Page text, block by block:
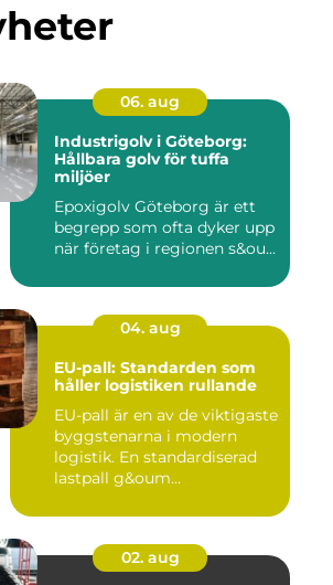
06. aug
Industrigolv i Göteborg:
Hållbara golv för tuffa
miljöer
Epoxigolv Göteborg är ett
begrepp som ofta dyker upp
när företag i regionen s&ou...
04. aug
EU-pall: Standarden som
håller logistiken rullande
EU-pall är en av de viktigaste
byggstenarna i modern
logistik. En standardiserad
lastpall g&oum...
02. aug